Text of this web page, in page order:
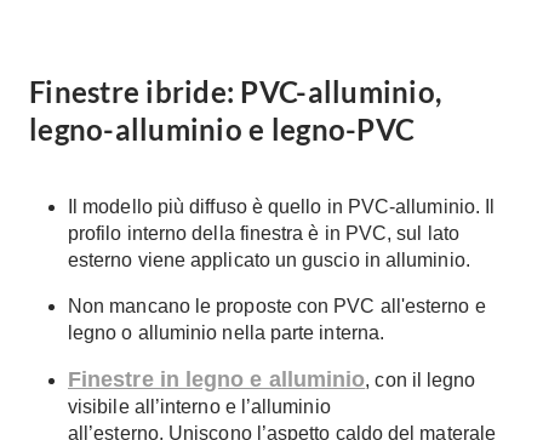
Finestre ibride: PVC-alluminio,
legno-alluminio e legno-PVC
Il modello più diffuso è quello in PVC-alluminio. Il
profilo interno della finestra è in PVC, sul lato
esterno viene applicato un guscio in alluminio.
Non mancano le proposte con PVC all'esterno e
legno o alluminio nella parte interna.
Finestre in legno e alluminio, con il legno
visibile all’interno e l’alluminio
all’esterno. Uniscono l’aspetto caldo del materale